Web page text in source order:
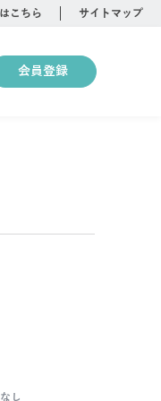
こちら サイトマップ
会員登録
なし